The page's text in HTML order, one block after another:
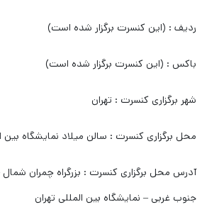
ردیف : (این کنسرت برگزار شده است)
باکس : (این کنسرت برگزار شده است)
شهر برگزاری کنسرت : تهران
محل برگزاری کنسرت : سالن میلاد نمایشگاه بین
آدرس محل برگزاری کنسرت : بزرگراه چمران
جنوب غربی – نمایشگاه بین المللی تهران